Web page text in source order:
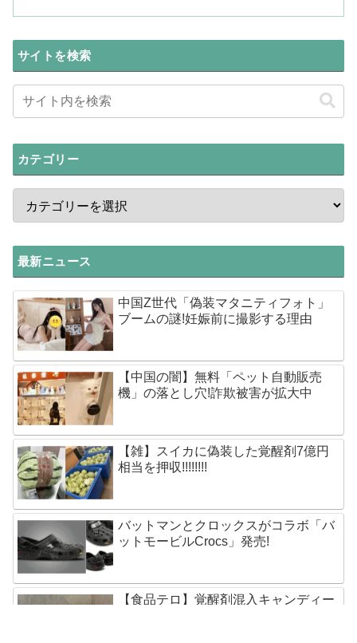
サイトを検索
カテゴリー
最新ニュース
中国Z世代「偽装マタニティフォト」
ブームの謎!妊娠前に撮影する理由
【中国の闇】無料「ペット自動販売
機」の落とし穴!詐欺被害が拡大中
【雑】スイカに偽装した覚醒剤7億円
相当を押収!!!!!!!!
バットマンとクロックスがコラボ「バ
ットモービルCrocs」発売!
【食品テロ】覚醒剤混入キャンディー